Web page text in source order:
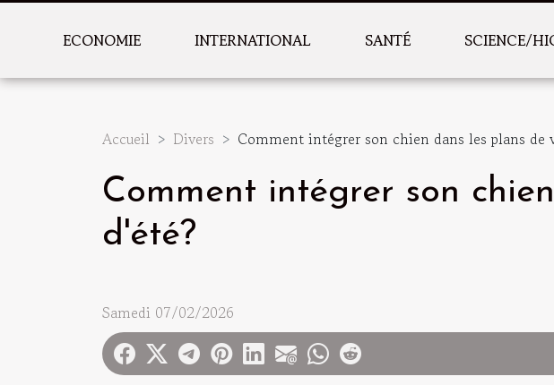
ECONOMIE INTERNATIONAL SANTÉ SCIENCE/
Accueil Divers Comment intégrer son chien dans les plans de
Comment intégrer son
d'été?
Samedi 07/02/2026